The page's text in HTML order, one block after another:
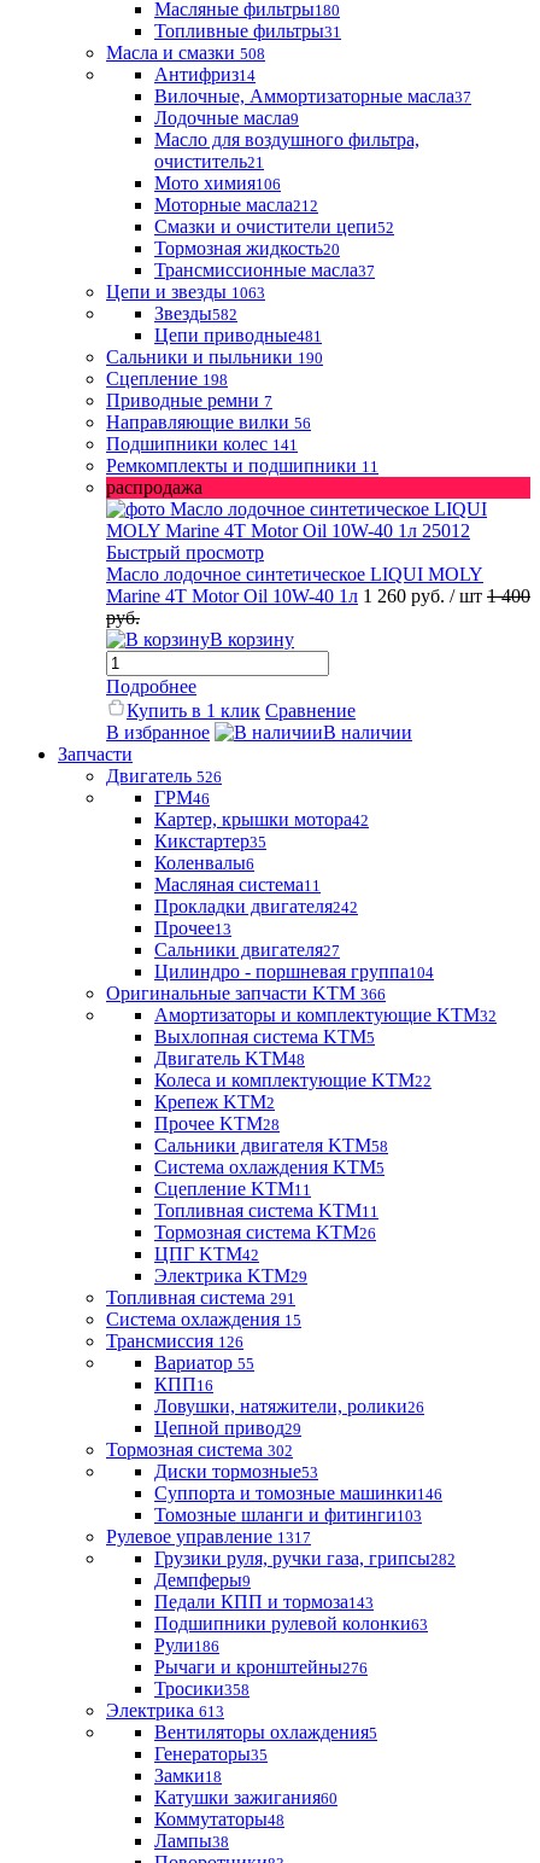
Масляные фильтры180
Топливные фильтры31
Масла и смазки 508
Антифриз14
Вилочные, Аммортизаторные масла37
Лодочные масла9
Масло для воздушного фильтра,
очиститель21
Мото химия106
Моторные масла212
Смазки и очистители цепи52
Тормозная жидкость20
Трансмиссионные масла37
Цепи и звезды 1063
Звезды582
Цепи приводные481
Сальники и пыльники 190
Сцепление 198
Приводные ремни 7
Направляющие вилки 56
Подшипники колес 141
Ремкомплекты и подшипники 11
распродажа
Быстрый просмотр
Масло лодочное синтетическое LIQUI MOLY
Marine 4T Motor Oil 10W-40 1л 1 260 руб. / шт 1 400
руб.
В корзину
Подробнее
Купить в 1 клик Сравнение
В избранное
В наличии
Запчасти
Двигатель 526
ГРМ46
Картер, крышки мотора42
Кикстартер35
Коленвалы6
Масляная система11
Прокладки двигателя242
Прочее13
Сальники двигателя27
Цилиндро - поршневая группа104
Оригинальные запчасти KTM 366
Амортизаторы и комплектующие KTM32
Выхлопная система KTM5
Двигатель KTM48
Колеса и комплектующие KTM22
Крепеж KTM2
Прочее KTM28
Сальники двигателя KTM58
Система охлаждения KTM5
Сцепление KTM11
Топливная система KTM11
Тормозная система KTM26
ЦПГ KTM42
Электрика KTM29
Топливная система 291
Система охлаждения 15
Трансмиссия 126
Вариатор 55
КПП16
Ловушки, натяжители, ролики26
Цепной привод29
Тормозная система 302
Диски тормозные53
Суппорта и томозные машинки146
Томозные шланги и фитинги103
Рулевое управление 1317
Грузики руля, ручки газа, грипсы282
Демпферы9
Педали КПП и тормоза143
Подшипники рулевой колонки63
Рули186
Рычаги и кронштейны276
Тросики358
Электрика 613
Вентиляторы охлаждения5
Генераторы35
Замки18
Катушки зажигания60
Коммутаторы48
Лампы38